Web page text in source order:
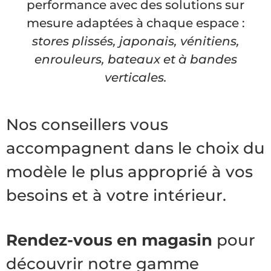
performance avec des solutions sur
mesure adaptées à chaque espace :
stores plissés, japonais, vénitiens,
enrouleurs, bateaux et à bandes
verticales.
Nos conseillers vous
accompagnent dans le choix du
modèle le plus approprié à vos
besoins et à votre intérieur.
Rendez-vous en magasin pour
découvrir notre gamme